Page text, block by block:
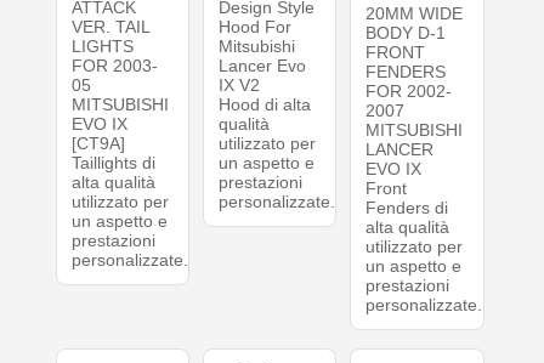
ATTACK
VER. TAIL
LIGHTS
FOR 2003-
05
MITSUBISHI
EVO IX
[CT9A]
Taillights di
alta qualità
utilizzato per
un aspetto e
prestazioni
personalizzate.
Design Style
Hood For
Mitsubishi
Lancer Evo
IX V2
Hood di alta
qualità
utilizzato per
un aspetto e
prestazioni
personalizzate.
20MM WIDE
BODY D-1
FRONT
FENDERS
FOR 2002-
2007
MITSUBISHI
LANCER
EVO IX
Front
Fenders di
alta qualità
utilizzato per
un aspetto e
prestazioni
personalizzate.